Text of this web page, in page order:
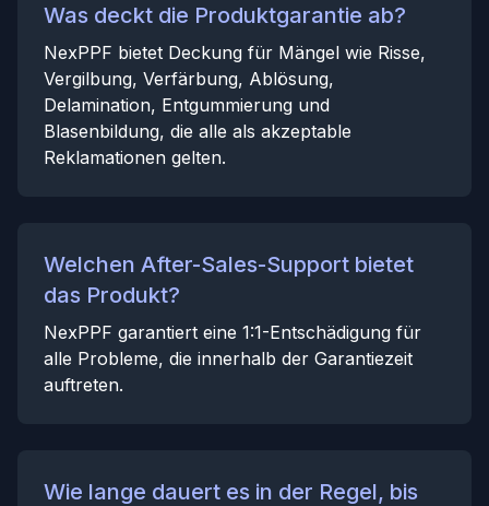
Was deckt die Produktgarantie ab?
NexPPF bietet Deckung für Mängel wie Risse,
Vergilbung, Verfärbung, Ablösung,
Delamination, Entgummierung und
Blasenbildung, die alle als akzeptable
Reklamationen gelten.
Welchen After-Sales-Support bietet
das Produkt?
NexPPF garantiert eine 1:1-Entschädigung für
alle Probleme, die innerhalb der Garantiezeit
auftreten.
Wie lange dauert es in der Regel, bis